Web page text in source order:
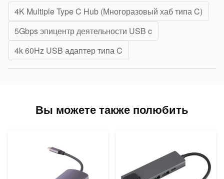
4K Multiple Type C Hub (Многоразовый хаб типа C)
5Gbps эпицентр деятельности USB c
4k 60Hz USB адаптер типа C
Вы можете также полюбить